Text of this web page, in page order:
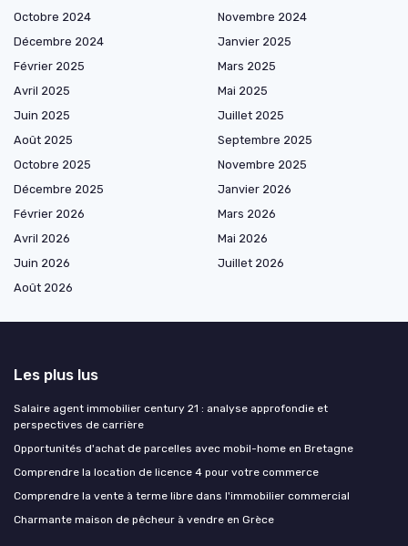
Octobre 2024
Novembre 2024
Décembre 2024
Janvier 2025
Février 2025
Mars 2025
Avril 2025
Mai 2025
Juin 2025
Juillet 2025
Août 2025
Septembre 2025
Octobre 2025
Novembre 2025
Décembre 2025
Janvier 2026
Février 2026
Mars 2026
Avril 2026
Mai 2026
Juin 2026
Juillet 2026
Août 2026
Les plus lus
Salaire agent immobilier century 21 : analyse approfondie et
perspectives de carrière
Opportunités d'achat de parcelles avec mobil-home en Bretagne
Comprendre la location de licence 4 pour votre commerce
Comprendre la vente à terme libre dans l'immobilier commercial
Charmante maison de pêcheur à vendre en Grèce